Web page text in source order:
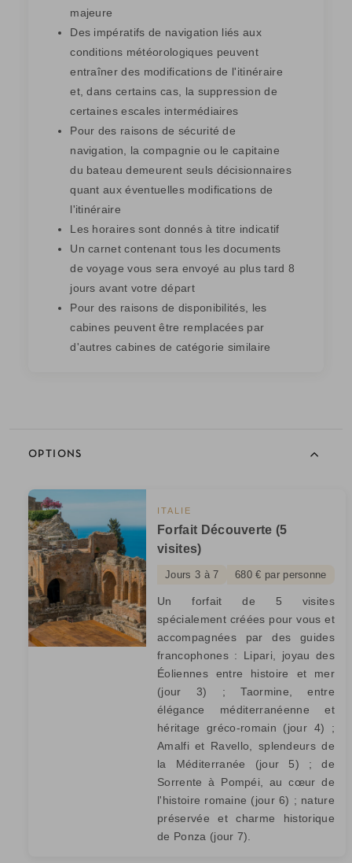
majeure
Des impératifs de navigation liés aux
conditions météorologiques peuvent
entraîner des modifications de l'itinéraire
et, dans certains cas, la suppression de
certaines escales intermédiaires
Pour des raisons de sécurité de
navigation, la compagnie ou le capitaine
du bateau demeurent seuls décisionnaires
quant aux éventuelles modifications de
l'itinéraire
Les horaires sont donnés à titre indicatif
Un carnet contenant tous les documents
de voyage vous sera envoyé au plus tard 8
jours avant votre départ
Pour des raisons de disponibilités, les
cabines peuvent être remplacées par
d'autres cabines de catégorie similaire
OPTIONS
ITALIE
Forfait Découverte (5
visites)
Jours 3 à 7 680 € par personne
Un forfait de 5 visites
spécialement créées pour vous et
accompagnées par des guides
francophones : Lipari, joyau des
Éoliennes entre histoire et mer
(jour 3) ; Taormine, entre
élégance méditerranéenne et
héritage gréco-romain (jour 4) ;
Amalfi et Ravello, splendeurs de
la Méditerranée (jour 5) ; de
Sorrente à Pompéi, au cœur de
l'histoire romaine (jour 6) ; nature
préservée et charme historique
de Ponza (jour 7).